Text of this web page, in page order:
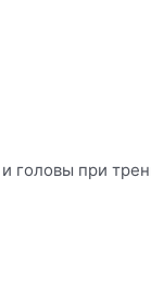
головы при